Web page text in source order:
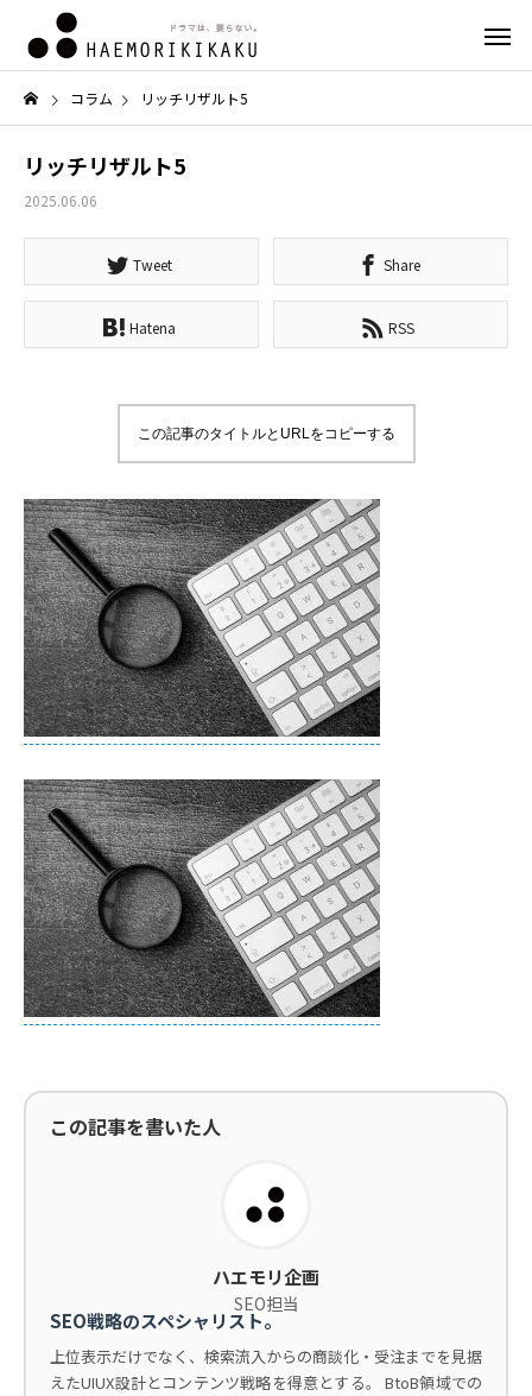
コラム リッチリザルト5
リッチリザルト5
2025.06.06
Tweet Share
Hatena RSS
この記事のタイトルとURLをコピーする
この記事を書いた人
ハエモリ企画
SEO担当
SEO戦略のスペシャリスト。
上位表示だけでなく、検索流入からの商談化・受注までを見据
えたUIUX設計とコンテンツ戦略を得意とする。 BtoB領域での